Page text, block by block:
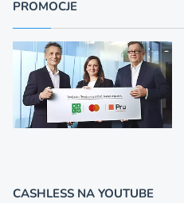
PROMOCJE
CASHLESS NA YOUTUBE